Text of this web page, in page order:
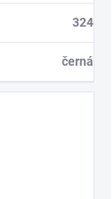
324
černá